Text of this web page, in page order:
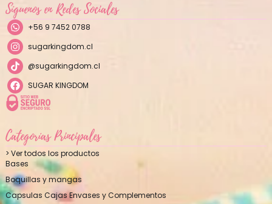
Síguenos en Redes Sociales
+56 9 7452 0788
sugarkingdom.cl
@sugarkingdom.cl
SUGAR KINGDOM
Categorías Principales
> Ver todos los productos
Bases
Boquillas y mangas
Capsulas Cajas Envases y Complementos